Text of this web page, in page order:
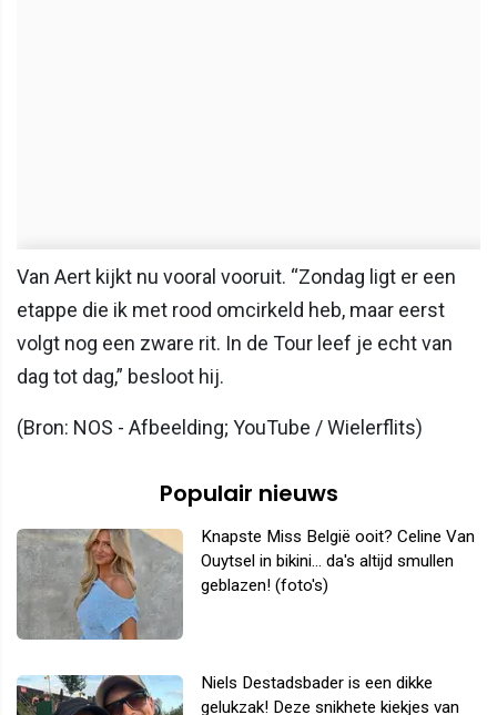
Van Aert kijkt nu vooral vooruit. “Zondag ligt er een
etappe die ik met rood omcirkeld heb, maar eerst
volgt nog een zware rit. In de Tour leef je echt van
dag tot dag,” besloot hij.
(Bron: NOS - Afbeelding; YouTube / Wielerflits)
Populair nieuws
Knapste Miss België ooit? Celine Van
Ouytsel in bikini... da's altijd smullen
geblazen! (foto's)
Niels Destadsbader is een dikke
gelukzak! Deze snikhete kiekjes van